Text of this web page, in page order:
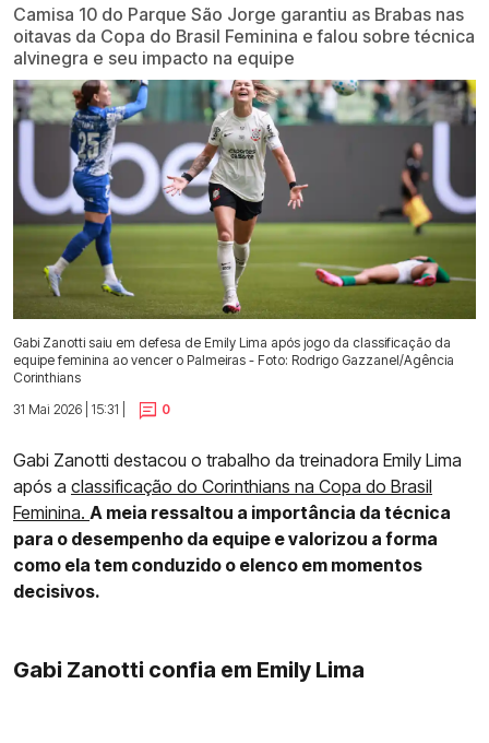
Camisa 10 do Parque São Jorge garantiu as Brabas nas
oitavas da Copa do Brasil Feminina e falou sobre técnica
alvinegra e seu impacto na equipe
Gabi Zanotti saiu em defesa de Emily Lima após jogo da classificação da
equipe feminina ao vencer o Palmeiras - Foto: Rodrigo Gazzanel/Agência
Corinthians
31 Mai 2026 | 15:31 |
0
Gabi Zanotti destacou o trabalho da treinadora Emily Lima
após a classificação do Corinthians na Copa do Brasil
Feminina. A meia ressaltou a importância da técnica
para o desempenho da equipe e valorizou a forma
como ela tem conduzido o elenco em momentos
decisivos.
Gabi Zanotti confia em Emily Lima